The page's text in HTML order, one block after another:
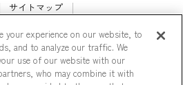
サイトマップ
テル加盟募集のご案内
採用情報
your experience on our website, to
and to analyze our traffic. We
use of our website with our
who may combine it with